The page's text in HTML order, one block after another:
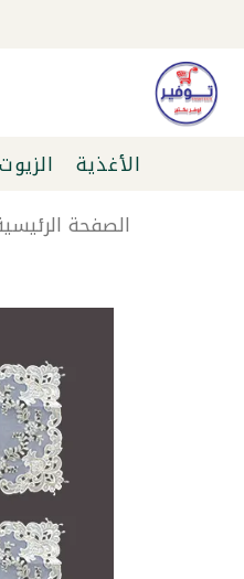
الأغذية
الصفحة